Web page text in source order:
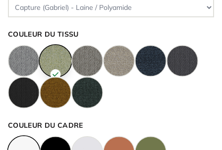
COULEUR DU TISSU
COULEUR DU CADRE